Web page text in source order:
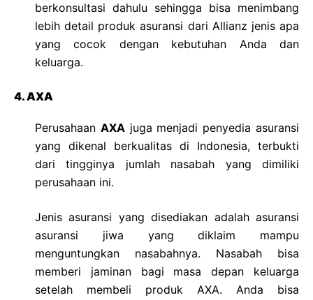
berkonsultasi dahulu sehingga bisa menimbang
lebih detail produk asuransi dari Allianz jenis apa
yang cocok dengan kebutuhan Anda dan
keluarga.
4. AXA
Perusahaan AXAjuga menjadi penyedia asuransi
yang dikenal berkualitas di Indonesia, terbukti
dari tingginya jumlah nasabah yang dimiliki
perusahaan ini.
Jenis asuransi yang disediakan adalah asuransi
asuransi jiwa yang diklaim mampu
menguntungkan nasabahnya. Nasabah bisa
memberi jaminan bagi masa depan keluarga
setelah membeli produk AXA. Anda bisa